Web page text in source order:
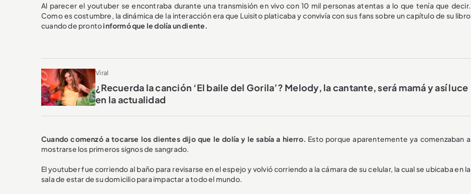
Al parecer el youtuber se encontraba durante una transmisión en vivo con 10 mil personas atentas a lo que tenía que decir.
Como es costumbre, la dinámica de la interacción era que Luisito platicaba y convivía con sus fans sobre un capítulo de su libro
cuando de prontoinformó que le dolía un diente.
Viral
¿Recuerda la canción ‘El baile del Gorila’? Melody, la cantante, será mamá y así luce
en la actualidad
Cuando comenzó a tocarse los dientes dijo que le dolía y le sabía a hierro. Esto porque aparentemente ya comenzaban a
mostrarse los primeros signos de sangrado.
El youtuber fue corriendo al baño para revisarse en el espejo y volvió corriendo a la cámara de su celular, la cual se ubicaba en la
sala de estar de su domicilio para impactar a todo el mundo.